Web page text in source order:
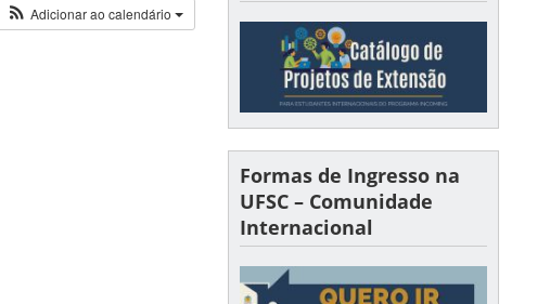
Adicionar ao calendário
Formas de Ingresso na
UFSC – Comunidade
Internacional